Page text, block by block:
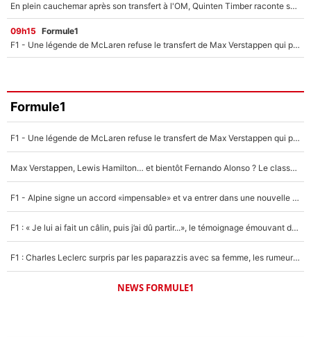
En plein cauchemar après son transfert à l'OM, Quinten Timber raconte ses doutes après sa signature à Marseille
09h15 Formule1
F1 - Une légende de McLaren refuse le transfert de Max Verstappen qui pourrait «faire des vagues» et plomber l'ambiance dans l'équipe
Formule1
F1 - Une légende de McLaren refuse le transfert de Max Verstappen qui pourrait «faire des vagues» et plomber l'ambiance dans l'équipe
Max Verstappen, Lewis Hamilton… et bientôt Fernando Alonso ? Le classement des pilotes les mieux payés en Formule 1 risque de changer !
F1 - Alpine signe un accord «impensable» et va entrer dans une nouvelle dimension : Grande nouvelle pour Pierre Gasly !
F1 : « Je lui ai fait un câlin, puis j’ai dû partir...», le témoignage émouvant de Max Verstappen sur sa fille
F1 : Charles Leclerc surpris par les paparazzis avec sa femme, les rumeurs étaient vraies !
NEWS FORMULE1